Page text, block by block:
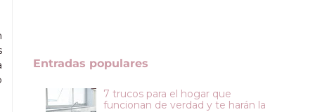
Entradas populares
7 trucos para el hogar que
funcionan de verdad y te harán la